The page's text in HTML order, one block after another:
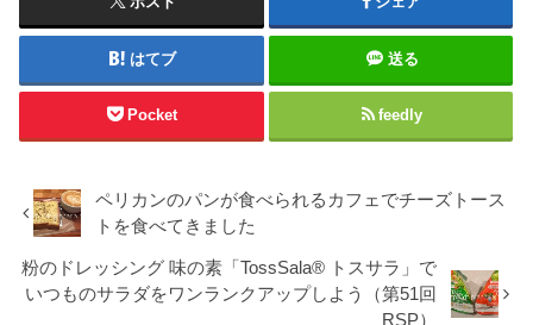
はてブ 送る
Pocket feedly
ペリカンのパンが食べられるカフェでチーズトース
トを食べてきました
粉のドレッシング 味の素「TossSala® トスサラ」で
いつものサラダをワンランクアップしよう（第51回
RSP）